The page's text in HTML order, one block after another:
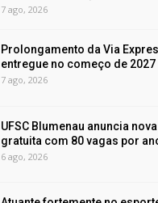
7 ago, 2026
Prolongamento da Via
entregue no começo de 2027
7 ago, 2026
UFSC Blumenau anuncia
gratuita com 80 vagas por
6 ago, 2026